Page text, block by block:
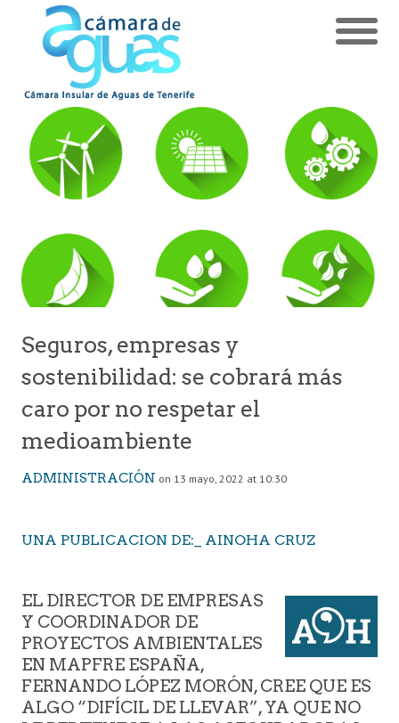
Seguros, empresas y
sostenibilidad: se cobrará más
caro por no respetar el
medioambiente
ADMINISTRACIÓN on 13 mayo, 2022 at 10:30
UNA PUBLICACION DE:_ AINOHA CRUZ
EL DIRECTOR DE EMPRESAS
Y COORDINADOR DE
PROYECTOS AMBIENTALES
EN MAPFRE ESPAÑA,
FERNANDO LÓPEZ MORÓN, CREE QUE ES
ALGO “DIFÍCIL DE LLEVAR”, YA QUE NO